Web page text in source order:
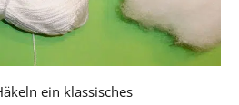
ein klassisches